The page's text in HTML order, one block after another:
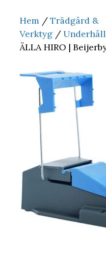
Hem / Trädgård &
Verktyg / Underhåll
ÄLLA HIRO |